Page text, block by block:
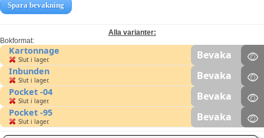
Spara bevakning
Alla varianter:
Bokformat:
Kartonnage
Slut i lager. Bevaka
Inbunden
Slut i lager. Bevaka
Pocket -04
Slut i lager. Bevaka
Pocket -95
Slut i lager. Bevaka